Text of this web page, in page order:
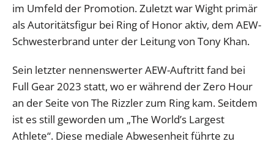
im Umfeld der Promotion. Zuletzt war Wight primär
als Autoritätsfigur bei Ring of Honor aktiv, dem AEW-
Schwesterbrand unter der Leitung von Tony Khan.
Sein letzter nennenswerter AEW-Auftritt fand bei
Full Gear 2023 statt, wo er während der Zero Hour
an der Seite von The Rizzler zum Ring kam. Seitdem
ist es still geworden um „The World’s Largest
Athlete“. Diese mediale Abwesenheit führte zu